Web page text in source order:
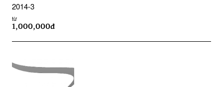
2014-3
từ
1,000,000đ